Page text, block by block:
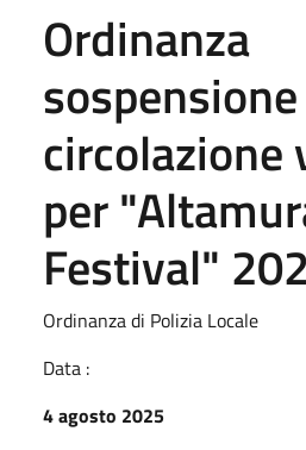
Ordinanza
sospensione
circolazione
per
Festival"
Ordinanza di Polizia Locale
Data :
4 agosto 2025